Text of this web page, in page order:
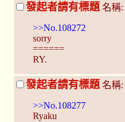
發起者請有標題 名稱:
>>No.108272
sorry
======
RY.
發起者請有標題名稱:
>>No.108277
Ryaku